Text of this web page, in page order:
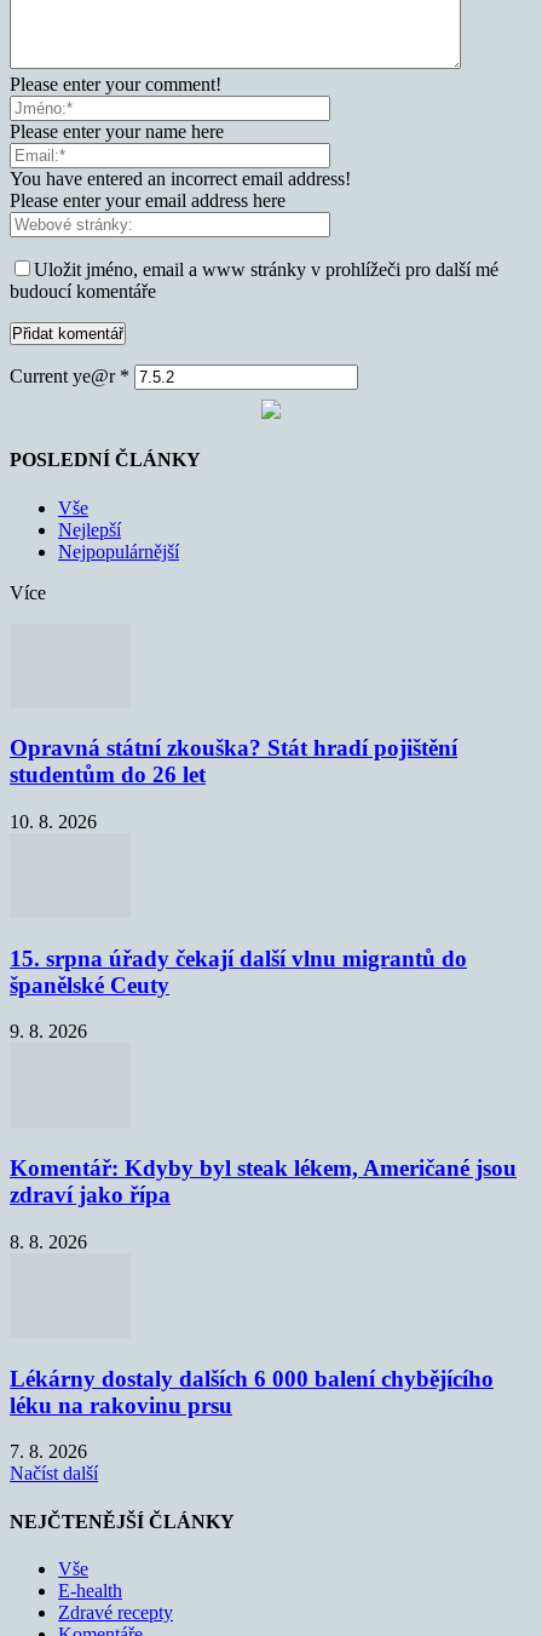
Please enter your comment!
Please enter your name here
You have entered an incorrect email address!
Please enter your email address here
Uložit jméno, email a www stránky v prohlížeči pro další mé
budoucí komentáře
Current ye@r *
POSLEDNÍ ČLÁNKY
Vše
Nejlepší
Nejpopulárnější
Více
Opravná státní zkouška? Stát hradí pojištění
studentům do 26 let
10. 8. 2026
15. srpna úřady čekají další vlnu migrantů do
španělské Ceuty
9. 8. 2026
Komentář: Kdyby byl steak lékem, Američané jsou
zdraví jako řípa
8. 8. 2026
Lékárny dostaly dalších 6 000 balení chybějícího
léku na rakovinu prsu
7. 8. 2026
Načíst další
NEJČTENĚJŠÍ ČLÁNKY
Vše
E-health
Zdravé recepty